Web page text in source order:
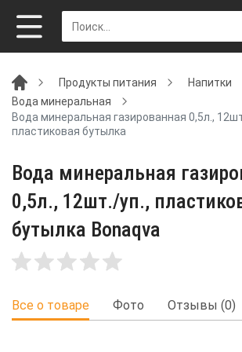
Продукты питания
Напитки
Вода минеральная
Вода минеральная газированная 0,5л.,
пластиковая бутылка
Вода минеральная
0,5л., 12шт./уп.,
бутылка Bonaqva
Все о товаре Фото Отзывы (0)